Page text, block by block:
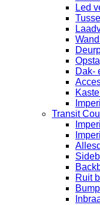
Led
Dak-
Transit
Ruit